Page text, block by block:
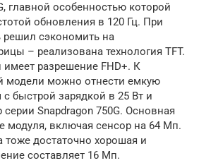
главной особенностью которой
обновления в 120 Гц. При
решил сэкономить на
– реализована технология TFT.
разрешение FHD+. К
модели можно отнести емкую
быстрой зарядкой в 25 Вт и
Snapdragon 750G. Основная
модуля, включая сенсор на 64 Мп.
тоже достаточно хорошая и
составляет 16 Мп.